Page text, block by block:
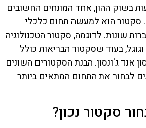
בשוק ההון, אחד המונחים החשובים
סקטור הוא למעשה תחום כלכלי
שונות. לדוגמה, סקטור הטכנולוגיה
בעוד שסקטור הבריאות כולל
אנד ג'ונסון. הבנת הסקטורים השונים
לבחור את התחום המתאים ביותר
סקטור נכון?